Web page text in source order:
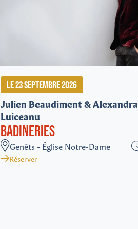
LE 23 SEPTEMBRE 2026
Julien Beaudiment & Alexandra
Luiceanu
BADINERIES
Genêts - Église Notre-Dame
Réserver